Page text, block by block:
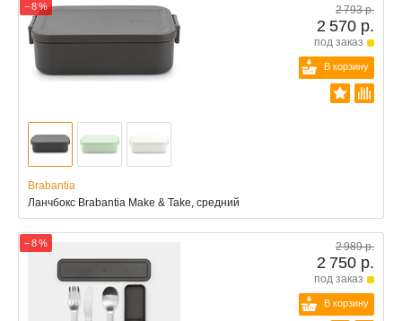
− 8 % 2 793 р.
2 570 р.
под заказ
В корзину
Brabantia
Ланчбокс Brabantia Make & Take, средний
− 8 % 2 989 р.
2 750 р.
под заказ
В корзину